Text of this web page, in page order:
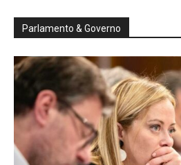
Parlamento & Governo